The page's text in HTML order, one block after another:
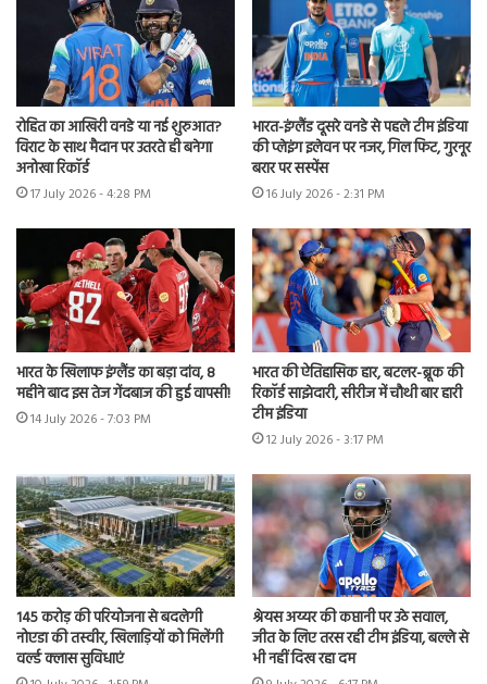
रोहित का आखिरी वनडे या नई शुरुआत?
विराट के साथ मैदान पर उतरते ही बनेगा
अनोखा रिकॉर्ड
17 July 2026 - 4:28 PM
भारत-इंग्लैंड दूसरे वनडे से पहले टीम इंडिया
की प्लेइंग इलेवन पर नजर, गिल फिट, गुरनूर
बरार पर सस्पेंस
16 July 2026 - 2:31 PM
भारत के खिलाफ इंग्लैंड का बड़ा दांव, 8
महीने बाद इस तेज गेंदबाज की हुई वापसी!
14 July 2026 - 7:03 PM
भारत की ऐतिहासिक हार, बटलर-ब्रूक की
रिकॉर्ड साझेदारी, सीरीज में चौथी बार हारी
टीम इंडिया
12 July 2026 - 3:17 PM
145 करोड़ की परियोजना से बदलेगी
नोएडा की तस्वीर, खिलाड़ियों को मिलेंगी
वर्ल्ड क्लास सुविधाएं
श्रेयस अय्यर की कप्तानी पर उठे सवाल,
जीत के लिए तरस रही टीम इंडिया, बल्ले से
भी नहीं दिख रहा दम